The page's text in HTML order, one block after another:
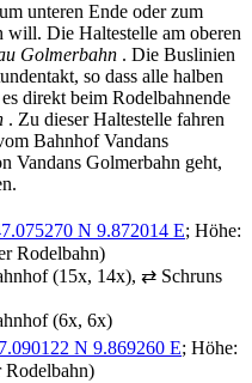
unteren Ende oder zum
will. Die Haltestelle am oberen
Golmerbahn . Die Buslinien
so dass alle halben
direkt beim Rodelbahnende
. Zu dieser Haltestelle fahren
Bahnhof Vandans
Vandans Golmerbahn geht,
N 9.872014 E; Höhe:
Rodelbahn)
(15x, 14x), ⇄ Schruns
(6x, 6x)
N 9.869260 E; Höhe:
Rodelbahn)